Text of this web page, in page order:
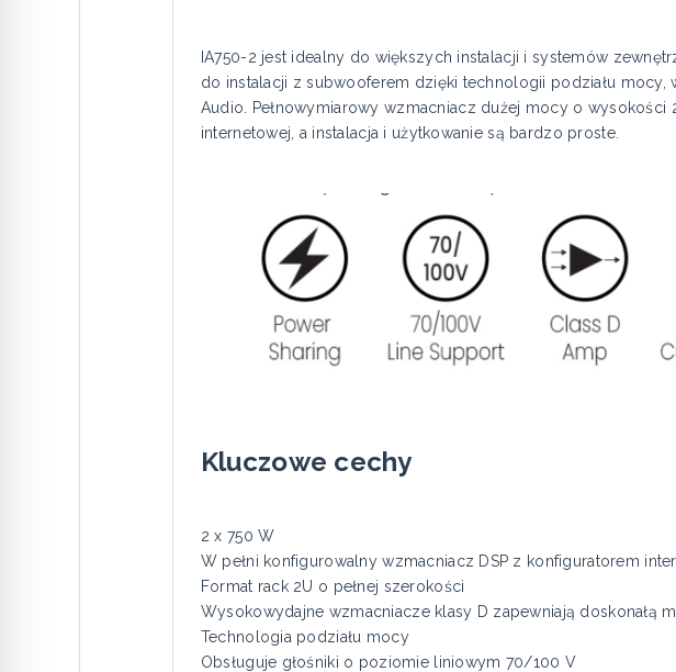
IA750-2 jest idealny do większych instalacji i systemów
do instalacji z subwooferem dzięki technologii podziału
Audio. Pełnowymiarowy wzmacniacz dużej mocy o wysokości
internetowej, a instalacja i użytkowanie są bardzo proste.
Kluczowe cechy
2 x 750 W
W pełni konfigurowalny wzmacniacz DSP z konfiguratorem
Format rack 2U o pełnej szerokości
Wysokowydajne wzmacniacze klasy D zapewniają doskonałą
Technologia podziału mocy
Obsługuje głośniki o poziomie liniowym 70/100 V